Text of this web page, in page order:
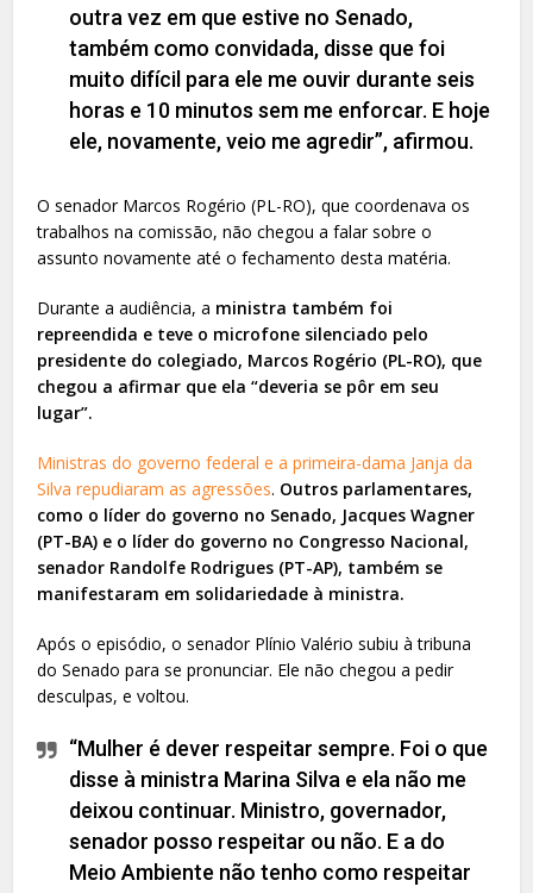
outra vez em que estive no Senado,
também como convidada, disse que foi
muito difícil para ele me ouvir durante seis
horas e 10 minutos sem me enforcar. E hoje
ele, novamente, veio me agredir”, afirmou.
O senador Marcos Rogério (PL-RO), que coordenava os
trabalhos na comissão, não chegou a falar sobre o
assunto novamente até o fechamento desta matéria.
Durante a audiência, a ministra também foi
repreendida e teve o microfone silenciado pelo
presidente do colegiado, Marcos Rogério (PL-RO), que
chegou a afirmar que ela “deveria se pôr em seu
lugar”.
Ministras do governo federal e a primeira-dama Janja da
Silva repudiaram as agressões. Outros parlamentares,
como o líder do governo no Senado, Jacques Wagner
(PT-BA) e o líder do governo no Congresso Nacional,
senador Randolfe Rodrigues (PT-AP), também se
manifestaram em solidariedade à ministra.
Após o episódio, o senador Plínio Valério subiu à tribuna
do Senado para se pronunciar. Ele não chegou a pedir
desculpas, e voltou.
“Mulher é dever respeitar sempre. Foi o que
disse à ministra Marina Silva e ela não me
deixou continuar. Ministro, governador,
senador posso respeitar ou não. E a do
Meio Ambiente não tenho como respeitar